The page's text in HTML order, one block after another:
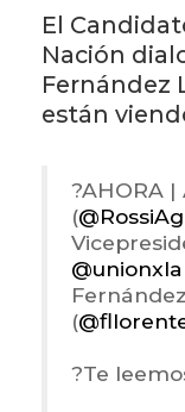
El
Nación
Fernández
están
?️AHORA |
(
(
?Te